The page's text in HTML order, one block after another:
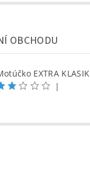
OBCHODU
EXTRA KLASIK
|